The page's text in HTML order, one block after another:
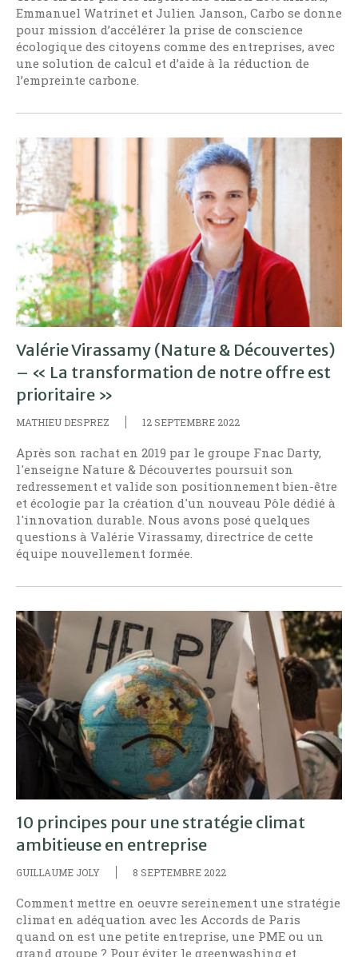
Emmanuel Watrinet et Julien Janson, Carbo se donne
pour mission d’accélérer la prise de conscience
écologique des citoyens comme des entreprises, avec
une solution de calcul et d’aide à la réduction de
l’empreinte carbone.
Valérie Virassamy (Nature & Découvertes)
– « La transformation de notre offre est
prioritaire »
MATHIEU DESPREZ 12 SEPTEMBRE 2022
Après son rachat en 2019 par le groupe Fnac Darty,
l'enseigne Nature & Découvertes poursuit son
redressement et valide son positionnement bien-être
et écologie par la création d'un nouveau Pôle dédié à
l'innovation durable. Nous avons posé quelques
questions à Valérie Virassamy, directrice de cette
équipe nouvellement formée.
10 principes pour une stratégie climat
ambitieuse en entreprise
GUILLAUME JOLY 8 SEPTEMBRE 2022
Comment mettre en oeuvre sereinement une stratégie
climat en adéquation avec les Accords de Paris
quand on est une petite entreprise, une PME ou un
grand groupe ? Pour éviter le greenwashing et